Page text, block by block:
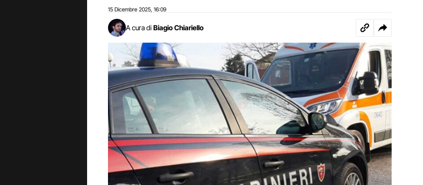
15 Dicembre 2025 16:09
A cura di Biagio Chiariello